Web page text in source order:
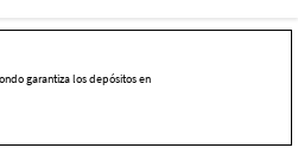
garantiza los depósitos en